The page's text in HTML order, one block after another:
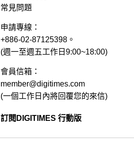
常見問題
申請專線：
+886-02-87125398。
(週一至週五工作日9:00~18:00)
會員信箱：
member@digitimes.com
(一個工作日內將回覆您的來信)
訂閱DIGITIMES 行動版